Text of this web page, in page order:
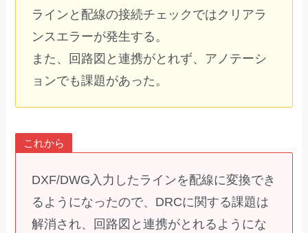
ラインと配線の接続チェックではクリアラ
ンスエラーが発生する。
また、回路図と連携がとれず、アノテーシ
ョンでも課題があった。
これから
DXF/DWG入力したラインを配線に変換でき
るようになったので、DRCに関する課題は
解消され、回路図と連携がとれるようにな